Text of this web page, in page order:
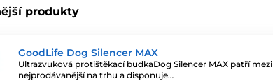
jsme připraveni vám poradit. Kontaktovat
106, emailuinfo@elektro-obojky.cznebo
produkty
GoodLife Dog Silencer MAX
Ultrazvuková protištěkací budkaDog Silencer MAX patří mezi
nejprodávanější na trhu a disponuje…